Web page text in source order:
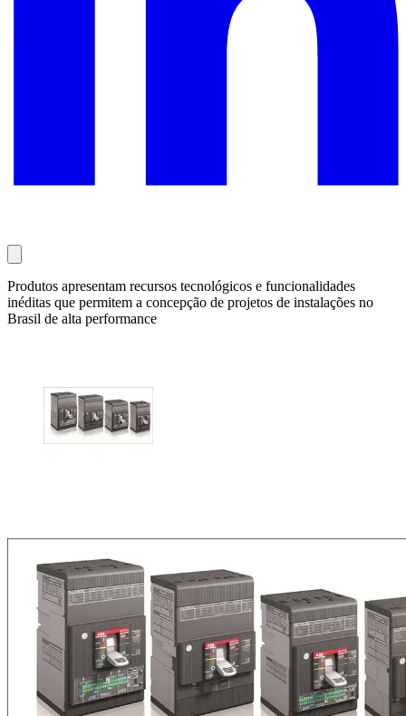
Produtos apresentam recursos tecnológicos e funcionalidades
inéditas que permitem a concepção de projetos de instalações no
Brasil de alta performance